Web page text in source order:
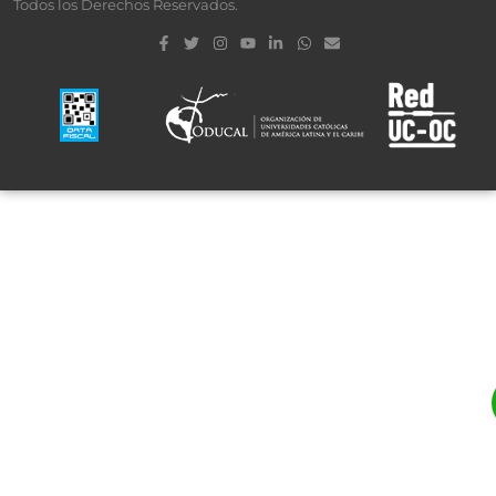
Todos los Derechos Reservados.